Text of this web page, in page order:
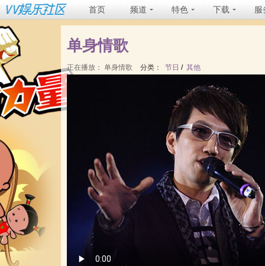
首页 频道 特色 下载 服
单身情歌
正在播放： 单身情歌 分类： 节日 / 其他